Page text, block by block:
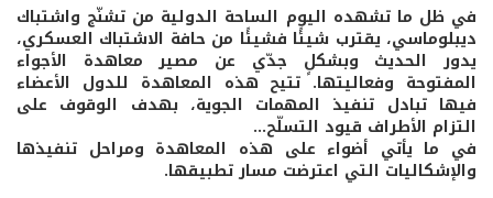
في ظل ما تشهده اليوم الساحة الدولية من تشنّج واشتباك
ديبلوماسي، يقترب شيئًا فشيئًا من حافة الاشتباك العسكري،
يدور الحديث وبشكلٍ جدّي عن مصير معاهدة الأجواء
المفتوحة وفعاليتها. تتيح هذه المعاهدة للدول الأعضاء
فيها تبادل تنفيذ المهمات الجوية، بهدف الوقوف على
التزام الأطراف قيود التسلّح...
في ما يأتي أضواء على هذه المعاهدة ومراحل تنفيذها
والإشكاليات التي اعترضت مسار تطبيقها.